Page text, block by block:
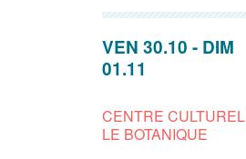
VEN 30.10 - DIM
01.11
CENTRE CULTUREL
LE BOTANIQUE